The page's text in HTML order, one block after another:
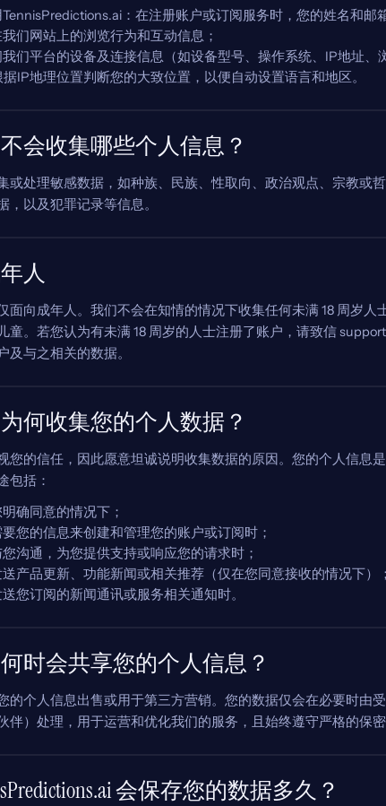
：在注册账户或订阅服务时，您的姓名和邮
们网站上的浏览行为和互动信息；
们平台的设备及连接信息（如设备型号、操作系统、IP地址、
IP地理位置判断您的大致位置，以便自动设置语言和地区。
会收集哪些个人信息？
或处理敏感数据，如种族、民族、性取向、政治观点、宗教或
，以及犯罪记录等信息。
人
面向成年人。我们不会在知情的情况下收集任何未满 18 周岁人
童。若您认为有未满 18 周岁的人士注册了账户，请致信
及与之相关的数据。
何收集您的个人数据？
您的信任，因此愿意坦诚说明收集数据的原因。您的个人信息
包括：
确同意的情况下；
您的信息来创建和管理您的账户或订阅时；
沟通，为您提供支持或响应您的请求时；
产品更新、功能新闻或相关推荐（仅在您同意接收的情况下）；
您订阅的新闻通讯或服务相关通知时。
时会共享您的个人信息？
的个人信息出售或用于第三方营销。您的数据仅会在必要时由
伴）处理，用于运营和优化我们的服务，且始终遵守严格的保密
会保存您的数据多久？